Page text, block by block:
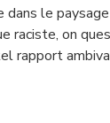
dans le
raciste, on
rapport